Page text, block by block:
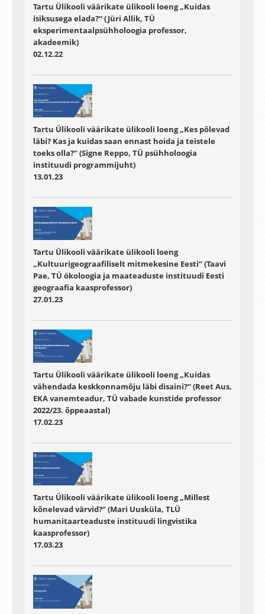
Tartu Ülikooli väärikate ülikooli loeng „Kuidas
isiksusega elada?“ (Jüri Allik, TÜ
eksperimentaalpsühholoogia professor,
akadeemik)
02.12.22
Tartu Ülikooli väärikate ülikooli loeng „Kes põlevad
läbi? Kas ja kuidas saan ennast hoida ja teistele
toeks olla?“ (Signe Reppo, TÜ psühholoogia
instituudi programmijuht)
13.01.23
Tartu Ülikooli väärikate ülikooli loeng
„Kultuurigeograafiliselt mitmekesine Eesti“ (Taavi
Pae, TÜ ökoloogia ja maateaduste instituudi Eesti
geograafia kaasprofessor)
27.01.23
Tartu Ülikooli väärikate ülikooli loeng „Kuidas
vähendada keskkonnamõju läbi disaini?“ (Reet Aus,
EKA vanemteadur, TÜ vabade kunstide professor
2022/23. õppeaastal)
17.02.23
Tartu Ülikooli väärikate ülikooli loeng „Millest
kõnelevad värvid?“ (Mari Uusküla, TLÜ
humanitaarteaduste instituudi lingvistika
kaasprofessor)
17.03.23